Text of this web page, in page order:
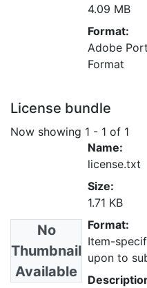
4.09 MB
Format:
Adobe
Format
License bundle
Now showing 1 - 1 of 1
No
Thumbnail
Available
Name:
license.txt
Size:
1.71 KB
Format:
Item-
upon to